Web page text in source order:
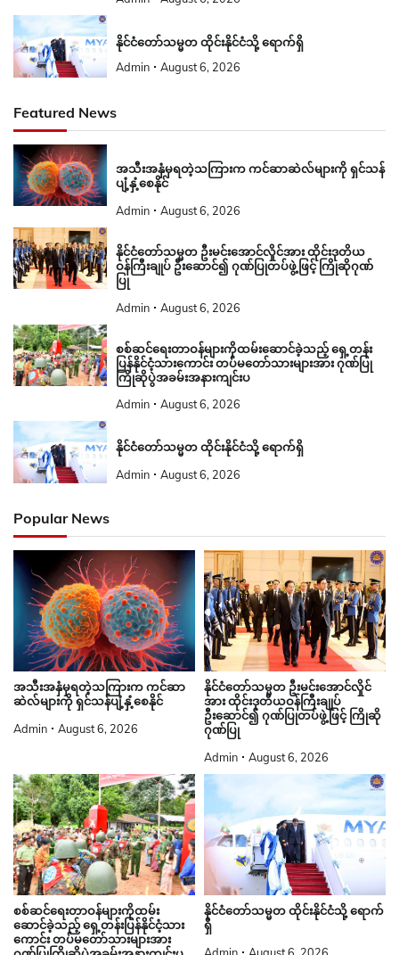
နိုင်ငံတော်သမ္မတ ထိုင်းနိုင်ငံသို့ ရောက်ရှိ
Admin August 6, 2026
Featured News
အသီးအနှံမှရတဲ့သကြားက ကင်ဆာဆဲလ်များကို ရှင်သန်
ပျံ့နှံ့စေနိုင်
Admin August 6, 2026
နိုင်ငံတော်သမ္မတ ဦးမင်းအောင်လှိုင်အား ထိုင်းဒုတိယ
ဝန်ကြီးချုပ် ဦးဆောင်၍ ဂုဏ်ပြုတပ်ဖွဲ့ဖြင့် ကြိုဆိုဂုဏ်
ပြု
Admin August 6, 2026
စစ်ဆင်ရေးတာဝန်များကိုထမ်းဆောင်ခဲ့သည့် ရှေ့တန်း
ပြန်နိုင်ငံ့သားကောင်း တပ်မတော်သားများအား ဂုဏ်ပြု
ကြိုဆိုပွဲအခမ်းအနားကျင်းပ
Admin August 6, 2026
နိုင်ငံတော်သမ္မတ ထိုင်းနိုင်ငံသို့ ရောက်ရှိ
Admin August 6, 2026
Popular News
အသီးအနှံမှရတဲ့သကြားက ကင်ဆာ
ဆဲလ်များကို ရှင်သန်ပျံ့နှံ့စေနိုင်
Admin August 6, 2026
နိုင်ငံတော်သမ္မတ ဦးမင်းအောင်လှိုင်
အား ထိုင်းဒုတိယဝန်ကြီးချုပ်
ဦးဆောင်၍ ဂုဏ်ပြုတပ်ဖွဲ့ဖြင့် ကြိုဆို
ဂုဏ်ပြု
Admin August 6, 2026
စစ်ဆင်ရေးတာဝန်များကိုထမ်း
ဆောင်ခဲ့သည့် ရှေ့တန်းပြန်နိုင်ငံ့သား
ကောင်း တပ်မတော်သားများအား
နိုင်ငံတော်သမ္မတ ထိုင်းနိုင်ငံသို့ ရောက်
ရှိ
Admin August 6, 2026